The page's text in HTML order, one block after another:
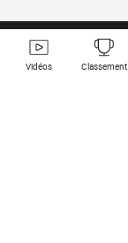
Vidéos Classement